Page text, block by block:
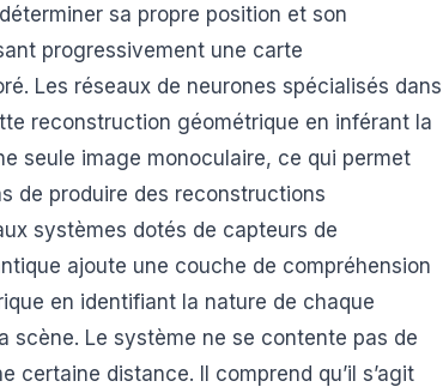
sa propre position et son
progressivement une carte
Les réseaux de neurones spécialisés dans
reconstruction géométrique en inférant la
seule image monoculaire, ce qui permet
de produire des reconstructions
systèmes dotés de capteurs de
ajoute une couche de compréhension
en identifiant la nature de chaque
scène. Le système ne se contente pas de
certaine distance. Il comprend qu’il s’agit